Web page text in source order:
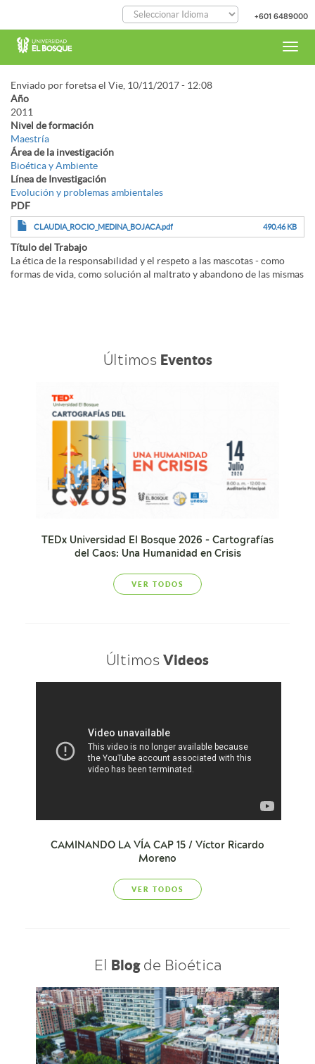
contenido
principal
+601 6489000
Enviado porforetsael Vie, 10/11/2017 - 12:08
Año
2011
Nivel de formación
Maestría
Área de la investigación
Bioética y Ambiente
Línea de Investigación
Evolución y problemas ambientales
PDF
CLAUDIA_ROCIO_MEDINA_BOJACA.pdf 490.46 KB
Título del Trabajo
La ética de la responsabilidad y el respeto a las mascotas - como
formas de vida, como solución al maltrato y abandono de las mismas
Últimos Eventos
TEDx Universidad El Bosque 2026 - Cartografías
del Caos: Una Humanidad en Crisis
VER TODOS
Últimos Videos
CAMINANDO LA VÍA CAP 15 / Víctor Ricardo
Moreno
VER TODOS
El Blogde Bioética